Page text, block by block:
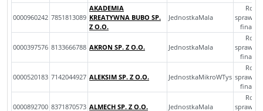
0000960242 7851813089
AKADEMIA
KREATYWNA BUBO SP.
Z O.O.
JednostkaMala
0000397576 8133666788 AKRON SP. Z O.O. JednostkaMala
0000520183 7142044927 ALEKSIM SP. Z O.O. JednostkaMikroWTys
0000892700 8371870573 ALMECH SP. Z O.O. JednostkaMala